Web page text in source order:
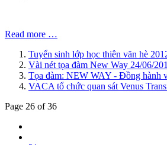
Read more …
Tuyển sinh lớp học thiên văn hè
Vài nét tọa đàm New Way 24/06/
Tọa đàm: NEW WAY - Đồng hành
VACA tổ chức quan sát Venus
Page 26 of 36